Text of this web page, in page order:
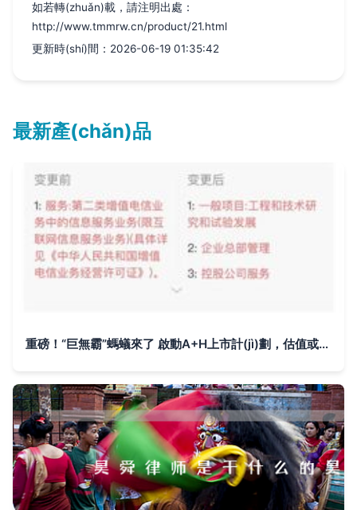
如若轉(zhuǎn)載，請注明出處：
http://www.tmmrw.cn/product/21.html
更新時(shí)間：2026-06-19 01:35:42
最新產(chǎn)品
重磅！“巨無霸”螞蟻來了 啟動A+H上市計(jì)劃，估值或超1.4萬億，A股還有這些小伙伴（名單）這一次終被證實(shí)